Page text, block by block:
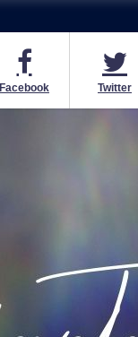
Facebook Twitter